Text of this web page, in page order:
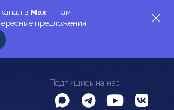
в Max — там
предложения
Подпишись на нас